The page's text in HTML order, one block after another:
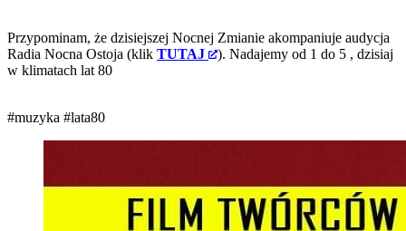
Przypominam, że dzisiejszej Nocnej Zmianie akompaniuje audycja
Radia Nocna Ostoja (klik TUTAJ ). Nadajemy od 1 do 5 , dzisiaj
w klimatach lat 80
#muzyka #lata80